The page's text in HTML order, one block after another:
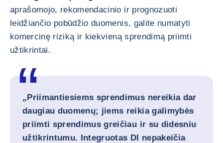
aprašomojo, rekomendacinio ir prognozuoti
leidžiančio pobūdžio duomenis, galite numatyti
komercinę riziką ir kiekvieną sprendimą priimti
užtikrintai.
„Priimantiesiems sprendimus nereikia dar
daugiau duomenų; jiems reikia galimybės
priimti sprendimus greičiau ir su didesniu
užtikrintumu. Integruotas DI nepakeičia